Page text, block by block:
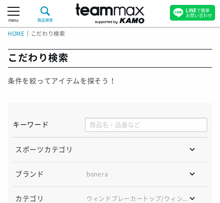
menu 商品検索
HOME こだわり検索
こだわり検索
条件を絞ってアイテムを探そう！
キーワード
スポーツカテゴリ
ブランド bonera
カテゴリ ウィンドブレーカートップ/ウィンドブレーカーパンツ
LINEで簡単
お問い合わせ